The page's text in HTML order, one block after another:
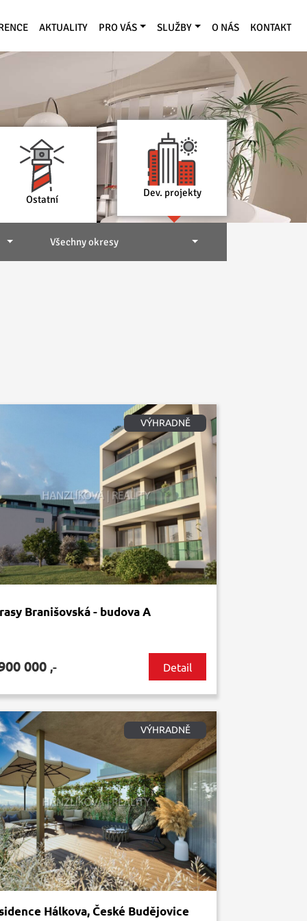
AKTUALITY PRO VÁS SLUŽBY O NÁS KONTAKT
Ostatní
Dev. projekty
Všechny okresy
VÝHRADNĚ
Branišovská - budova A
000 ,- Detail
VÝHRADNĚ
Hálkova, České Budějovice